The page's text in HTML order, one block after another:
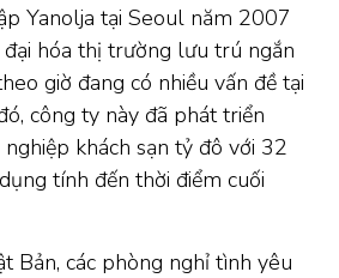
Yanolja tại Seoul năm 2007
hóa thị trường lưu trú ngắn
giờ đang có nhiều vấn đề tại
công ty này đã phát triển
khách sạn tỷ đô với 32
tính đến thời điểm cuối
Bản, các phòng nghỉ tình yêu